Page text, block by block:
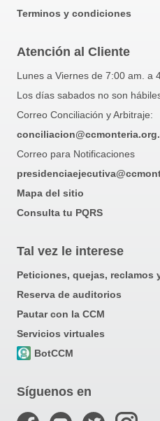
Terminos y condiciones
Atención al Cliente
Lunes a Viernes de 7:00 am. a
Los días sabados no son
Correo Conciliación y Arbitraje:
Correo para Notificaciones
Mapa del sitio
Consulta tu PQRS
Tal vez le interese
Peticiones, quejas, reclamos
Reserva de auditorios
Pautar con la CCM
Servicios virtuales
BotCCM
Síguenos en